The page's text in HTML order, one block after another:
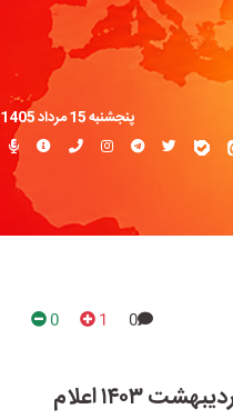
پنجشنبه 15 مرداد 1405
0
1
0
فروش سینمای ایران در اردیبهشت ۱۴۰۳ اعلام